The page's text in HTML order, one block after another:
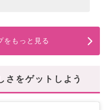
をもっと見る
さをゲットしよう